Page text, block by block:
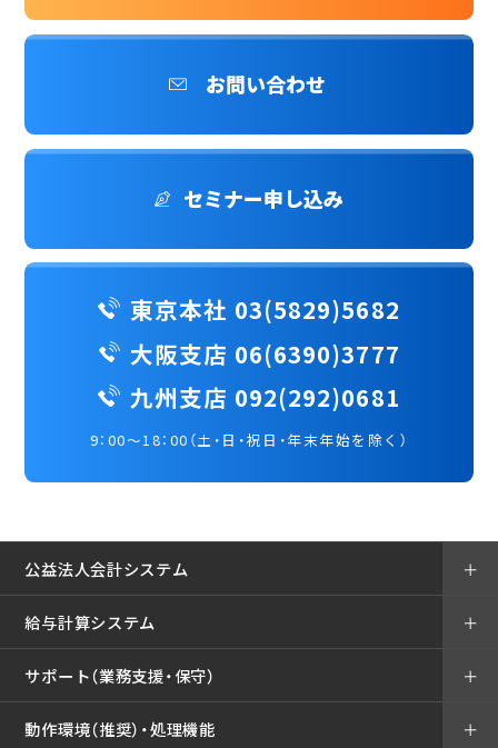
お問い合わせ
セミナー申し込み
東京本社 03(5829)5682
大阪支店 06(6390)3777
九州支店 092(292)0681
9：00～18：00（土・日・祝日・年末年始を除く）
公益法人会計システム ＋
給与計算システム ＋
サポート（業務支援・保守） ＋
動作環境（推奨）・処理機能 ＋